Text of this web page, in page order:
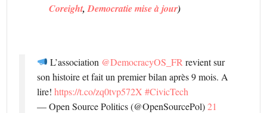
Coreight,Democratie mise à jour)
L’association @DemocracyOS_FR revient sur
son histoire et fait un premier bilan après 9 mois. A
lire!https://t.co/zq0tvp572X #CivicTech
— Open Source Politics (@OpenSourcePol)21